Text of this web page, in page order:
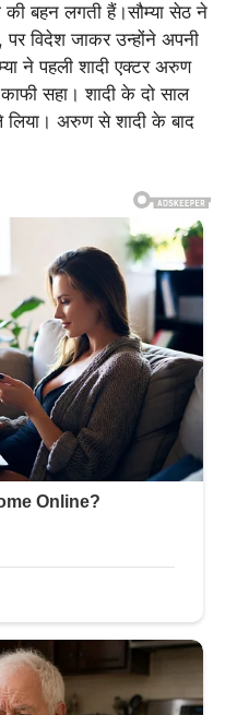
बहन लगती हैं।सौम्या सेठ ने
विदेश जाकर उन्होंने अपनी
ने पहली शादी एक्टर अरुण
सहा। शादी के दो साल
अरुण से शादी के बाद